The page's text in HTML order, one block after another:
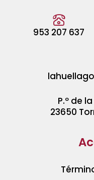
953 207 637
P.º de
23650